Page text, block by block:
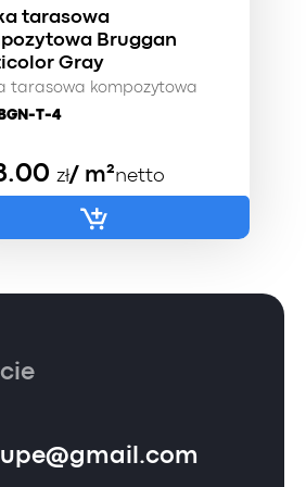
tarasowa
Bruggan
Gray
tarasowa kompozytowa
BGN-T-4
zł/ m²netto